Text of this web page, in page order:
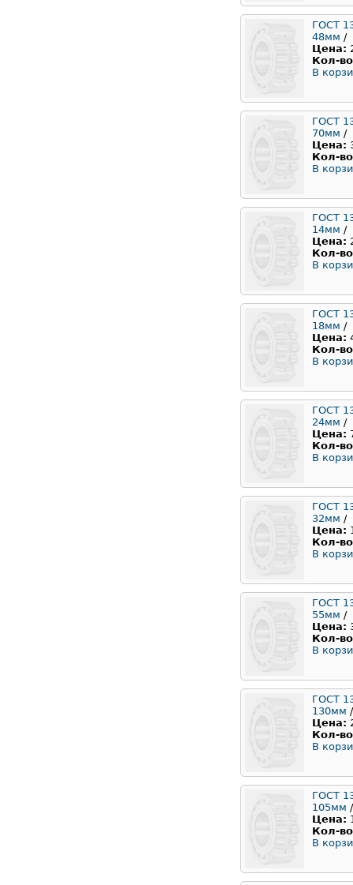
ГОСТ
48мм /
Цена:
Кол-
В
ГОСТ
70мм /
Цена:
Кол-
В
ГОСТ
14мм /
Цена:
Кол-
В
ГОСТ
18мм /
Цена:
Кол-
В
ГОСТ
24мм /
Цена:
Кол-
В
ГОСТ
32мм /
Цена:
Кол-
В
ГОСТ
55мм /
Цена:
Кол-
В
ГОСТ
130мм /
Цена:
Кол-
В
ГОСТ
105мм /
Цена:
Кол-
В